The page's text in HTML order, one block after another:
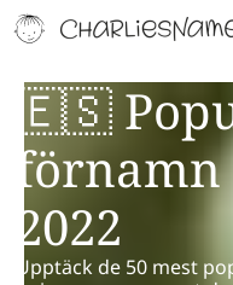
🇪🇸
förnamn
2022
Upptäck de 50 mest